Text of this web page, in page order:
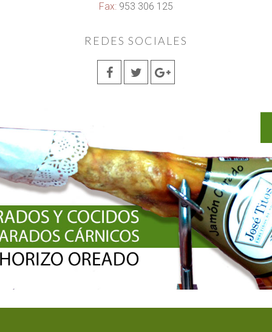
Fax: 953 306 125
REDES SOCIALES